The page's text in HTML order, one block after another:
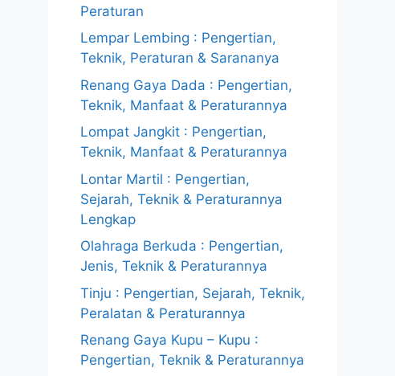
Peraturan
Lempar Lembing : Pengertian,
Teknik, Peraturan & Sarananya
Renang Gaya Dada : Pengertian,
Teknik, Manfaat & Peraturannya
Lompat Jangkit : Pengertian,
Teknik, Manfaat & Peraturannya
Lontar Martil : Pengertian,
Sejarah, Teknik & Peraturannya
Lengkap
Olahraga Berkuda : Pengertian,
Jenis, Teknik & Peraturannya
Tinju : Pengertian, Sejarah, Teknik,
Peralatan & Peraturannya
Renang Gaya Kupu – Kupu :
Pengertian, Teknik & Peraturannya